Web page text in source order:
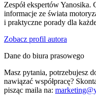
Zespół ekspertów
informacje ze świata
i praktyczne porady dla
Zobacz profil autora
Dane do biura prasowego
Masz pytania, potrzebujesz
nawiązać współpracę?
pisząc maila na: